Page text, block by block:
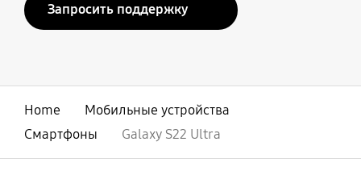
Запросить поддержку
Home
Мобильные устройства
Смартфоны
Galaxy S22 Ultra